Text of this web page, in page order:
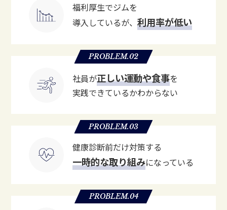
福利厚生でジムを
導入しているが、 利用率が低い
PROBLEM.02
社員が正しい運動や食事を
実践できているかわからない
PROBLEM.03
健康診断前だけ対策する
一時的な取り組みになっている
PROBLEM.04